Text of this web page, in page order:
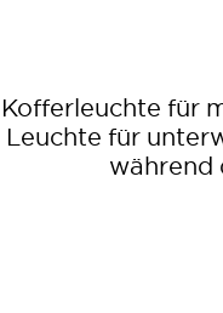
für
für
während